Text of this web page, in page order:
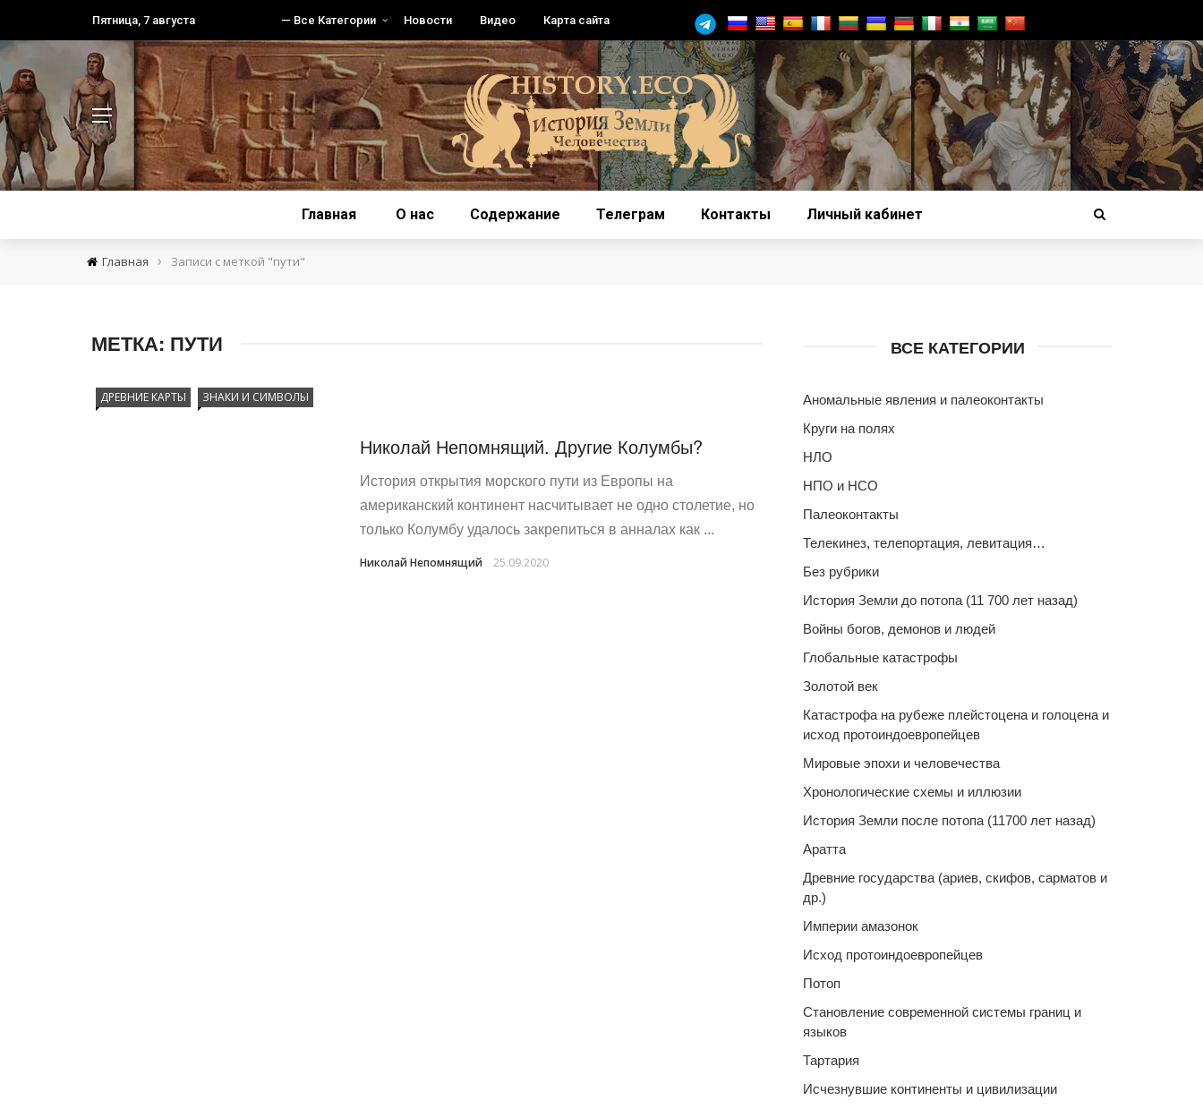
Пятница, 7 августа — Все Категории Новости Видео Карта сайта
Главная О нас Содержание Телеграм Контакты Личный кабинет
Главная › Записи с меткой "пути"
МЕТКА: ПУТИ
ДРЕВНИЕ КАРТЫ ЗНАКИ И СИМВОЛЫ
Николай Непомнящий. Другие Колумбы?
История открытия морского пути из Европы на
американский континент насчитывает не одно столетие, но
только Колумбу удалось закрепиться в анналах как ...
Николай Непомнящий 25.09.2020
ВСЕ КАТЕГОРИИ
Аномальные явления и палеоконтакты
Круги на полях
НЛО
НПО и НСО
Палеоконтакты
Телекинез, телепортация, левитация…
Без рубрики
История Земли до потопа (11 700 лет назад)
Войны богов, демонов и людей
Глобальные катастрофы
Золотой век
Катастрофа на рубеже плейстоцена и голоцена и
исход протоиндоевропейцев
Мировые эпохи и человечества
Хронологические схемы и иллюзии
История Земли после потопа (11700 лет назад)
Аратта
Древние государства (ариев, скифов, сарматов и
др.)
Империи амазонок
Исход протоиндоевропейцев
Потоп
Становление современной системы границ и
языков
Тартария
Исчезнувшие континенты и цивилизации